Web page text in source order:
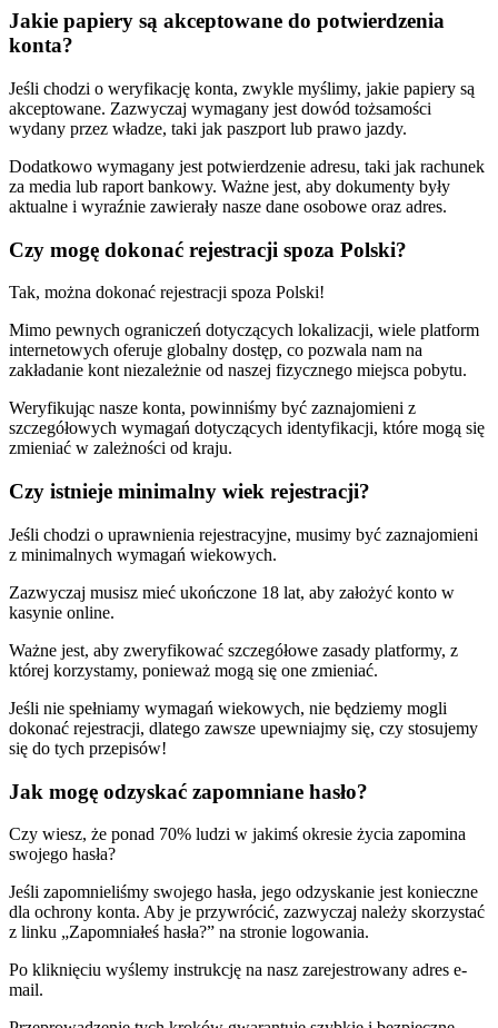
Jakie papiery są akceptowane do potwierdzenia
konta?
Jeśli chodzi o weryfikację konta, zwykle myślimy, jakie papiery są
akceptowane. Zazwyczaj wymagany jest dowód tożsamości
wydany przez władze, taki jak paszport lub prawo jazdy.
Dodatkowo wymagany jest potwierdzenie adresu, taki jak rachunek
za media lub raport bankowy. Ważne jest, aby dokumenty były
aktualne i wyraźnie zawierały nasze dane osobowe oraz adres.
Czy mogę dokonać rejestracji spoza Polski?
Tak, można dokonać rejestracji spoza Polski!
Mimo pewnych ograniczeń dotyczących lokalizacji, wiele platform
internetowych oferuje globalny dostęp, co pozwala nam na
zakładanie kont niezależnie od naszej fizycznego miejsca pobytu.
Weryfikując nasze konta, powinniśmy być zaznajomieni z
szczegółowych wymagań dotyczących identyfikacji, które mogą się
zmieniać w zależności od kraju.
Czy istnieje minimalny wiek rejestracji?
Jeśli chodzi o uprawnienia rejestracyjne, musimy być zaznajomieni
z minimalnych wymagań wiekowych.
Zazwyczaj musisz mieć ukończone 18 lat, aby założyć konto w
kasynie online.
Ważne jest, aby zweryfikować szczegółowe zasady platformy, z
której korzystamy, ponieważ mogą się one zmieniać.
Jeśli nie spełniamy wymagań wiekowych, nie będziemy mogli
dokonać rejestracji, dlatego zawsze upewniajmy się, czy stosujemy
się do tych przepisów!
Jak mogę odzyskać zapomniane hasło?
Czy wiesz, że ponad 70% ludzi w jakimś okresie życia zapomina
swojego hasła?
Jeśli zapomnieliśmy swojego hasła, jego odzyskanie jest konieczne
dla ochrony konta. Aby je przywrócić, zazwyczaj należy skorzystać
z linku „Zapomniałeś hasła?” na stronie logowania.
Po kliknięciu wyślemy instrukcję na nasz zarejestrowany adres e-
mail.